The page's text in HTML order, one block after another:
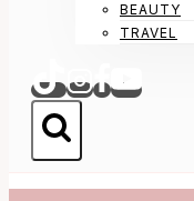
BEAUTY
TRAVEL